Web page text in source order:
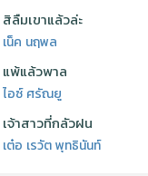
สิลืมเขาแล้วล่ะ
เน็ค นฤพล
แพ้แล้วพาล
ไอซ์ ศรัณยู
เจ้าสาวที่กลัวฝน
เต๋อ เรวัต พุทธินันท์